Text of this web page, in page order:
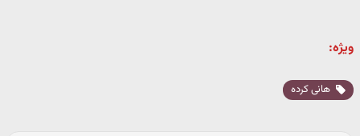
ویژه:
هانی کرده